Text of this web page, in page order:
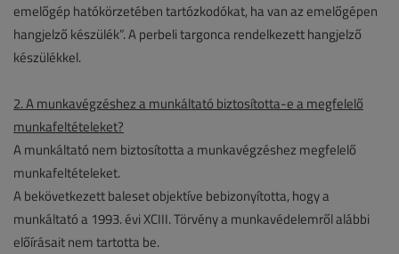
emelőgép hatókörzetében tartózkodókat, ha van az emelőgépen
hangjelző készülék”. A perbeli targonca rendelkezett hangjelző
készülékkel.
2. A munkavégzéshez a munkáltató biztosította-e a megfelelő
munkafeltételeket?
A munkáltató nem biztosította a munkavégzéshez megfelelő
munkafeltételeket.
A bekövetkezett baleset objektíve bebizonyította, hogy a
munkáltató a 1993. évi XCIII. Törvény a munkavédelemről alábbi
előírásait nem tartotta be.